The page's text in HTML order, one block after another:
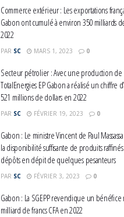
Commerce extérieur : Les exportations
Gabon ont cumulé à environ 350 milliards
2022
PAR SC MARS 1, 2023 0
Secteur pétrolier : Avec une production de
TotalEnergies EP Gabon a réalisé un chiffre
521 millions de dollars en 2022
PAR SC FÉVRIER 19, 2023 0
Gabon : Le ministre Vincent de Paul
la disponibilité suffisante de produits
dépôts en dépit de quelques pesanteurs
PAR SC FÉVRIER 3, 2023 0
Gabon : La SGEPP revendique un bénéfice
milliard de francs CFA en 2022